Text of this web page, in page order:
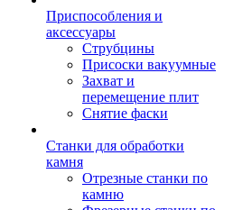
Приспособления и
аксессуары
Струбцины
Присоски вакуумные
Захват и
перемещение плит
Снятие фаски
Станки для обработки
камня
Отрезные станки по
камню